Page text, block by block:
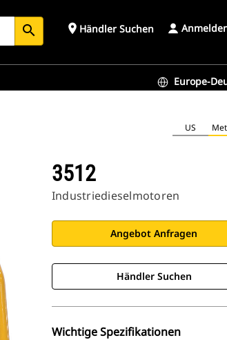
search place Händler Suchen
Europe-
US
3512
Industriedieselmotoren
Angebot Anfragen
Händler Suchen
Wichtige Spezifikationen